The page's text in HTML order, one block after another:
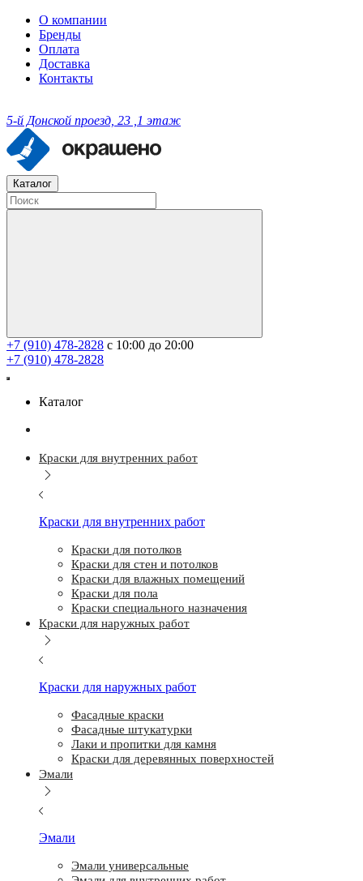
О компании
Бренды
Оплата
Доставка
Контакты
5-й Донской проезд, 23 ,1 этаж
Каталог
+7 (910) 478-2828 с 10:00 до 20:00
+7 (910) 478-2828
Каталог
Краски для внутренних работ
Краски для внутренних работ
Краски для потолков
Краски для стен и потолков
Краски для влажных помещений
Краски для пола
Краски специального назначения
Краски для наружных работ
Краски для наружных работ
Фасадные краски
Фасадные штукатурки
Лаки и пропитки для камня
Краски для деревянных поверхностей
Эмали
Эмали
Эмали универсальные